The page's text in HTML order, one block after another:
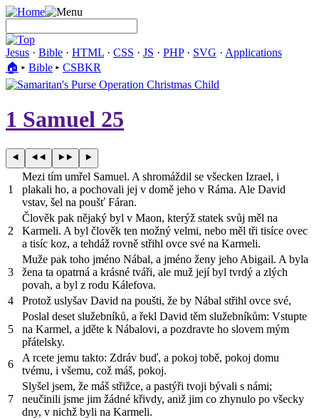
Jesus · Bible · HTML · CSS · JS · PHP· SVG · Applications
🏠︎ ▸ Bible ▸ CSBKR
1 Samuel 25
1
Mezi tím umřel Samuel. A shromáždil se všecken Izrael, i
plakali ho, a pochovali jej v domě jeho v Ráma. Ale David
vstav, šel na poušť Fáran.
2
Člověk pak nějaký byl v Maon, kterýž statek svůj měl na
Karmeli. A byl člověk ten možný velmi, nebo měl tři tisíce ovec
a tisíc koz, a tehdáž rovně střihl ovce své na Karmeli.
3
Muže pak toho jméno Nábal, a jméno ženy jeho Abigail. A byla
žena ta opatrná a krásné tváři, ale muž její byl tvrdý a zlých
povah, a byl z rodu Kálefova.
4
Protož uslyšav David na poušti, že by Nábal střihl ovce své,
5
Poslal deset služebníků, a řekl David těm služebníkům: Vstupte
na Karmel, a jděte k Nábalovi, a pozdravte ho slovem mým
přátelsky.
6
A rcete jemu takto: Zdráv buď, a pokoj tobě, pokoj domu
tvému, i všemu, což máš, pokoj.
7
Slyšel jsem, že máš střižce, a pastýři tvoji bývali s námi;
neučinili jsme jim žádné křivdy, aniž jim co zhynulo po všecky
dny, v nichž byli na Karmeli.